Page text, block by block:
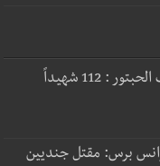
رجل الاعمال الاماراتي خلف الحبتور : 112 شهيداً
برس: مقتل جنديين